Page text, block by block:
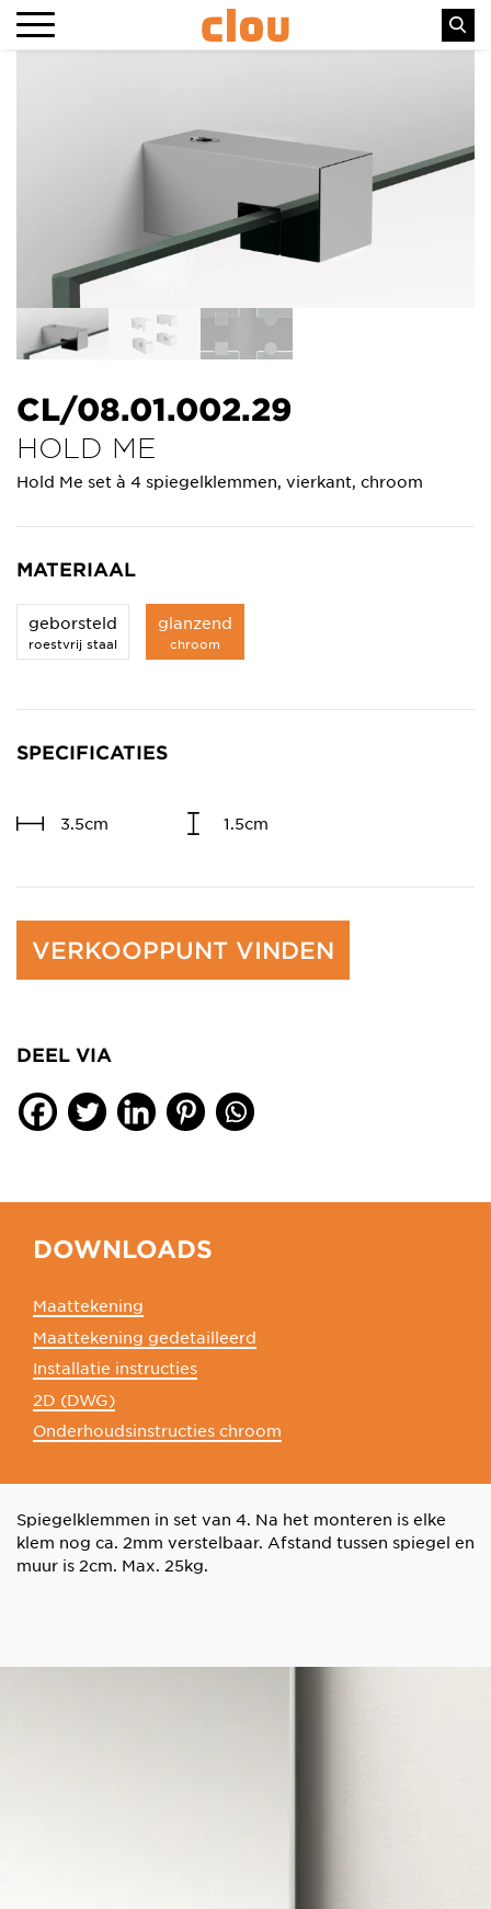
CL/08.01.002.29
HOLD ME
Hold Me set à 4 spiegelklemmen, vierkant, chroom
MATERIAAL
geborsteld
roestvrij staal
glanzend
chroom
SPECIFICATIES
3.5cm 1.5cm
VERKOOPPUNT VINDEN
DEEL VIA
DOWNLOADS
Maattekening
Maattekening gedetailleerd
Installatie instructies
2D (DWG)
Onderhoudsinstructies chroom
Spiegelklemmen in set van 4. Na het monteren is elke
klem nog ca. 2mm verstelbaar. Afstand tussen spiegel en
muur is 2cm. Max. 25kg.